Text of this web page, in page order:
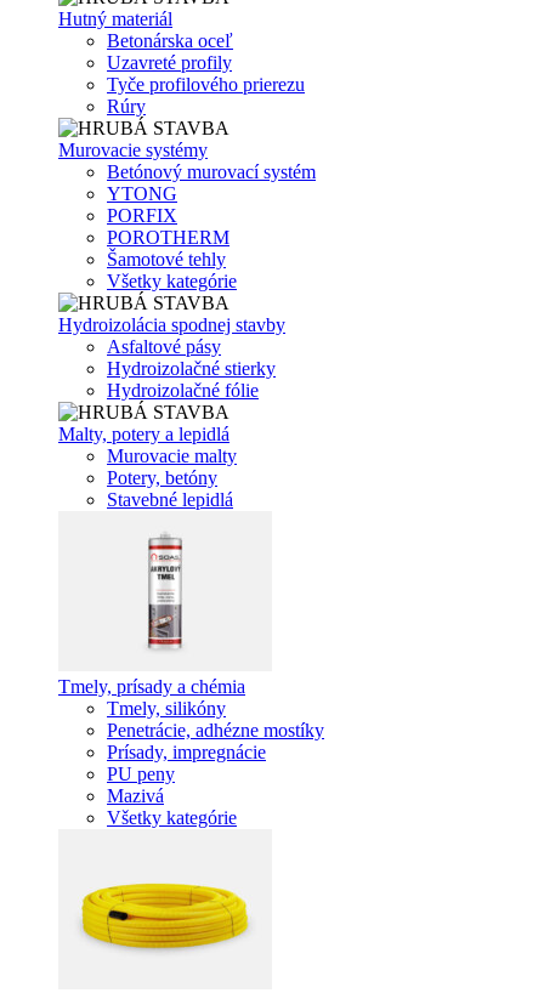
Hutný materiál
Betonárska oceľ
Uzavreté profily
Tyče profilového prierezu
Rúry
Murovacie systémy
Betónový murovací systém
YTONG
PORFIX
POROTHERM
Šamotové tehly
Všetky kategórie
Hydroizolácia spodnej stavby
Asfaltové pásy
Hydroizolačné stierky
Hydroizolačné fólie
Malty, potery a lepidlá
Murovacie malty
Potery, betóny
Stavebné lepidlá
Tmely, prísady a chémia
Tmely, silikóny
Penetrácie, adhézne mostíky
Prísady, impregnácie
PU peny
Mazivá
Všetky kategórie